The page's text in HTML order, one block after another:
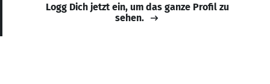
Logg Dich jetzt ein, um das ganze Profil zu
sehen.